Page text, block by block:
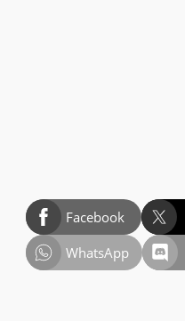
Facebook
WhatsApp